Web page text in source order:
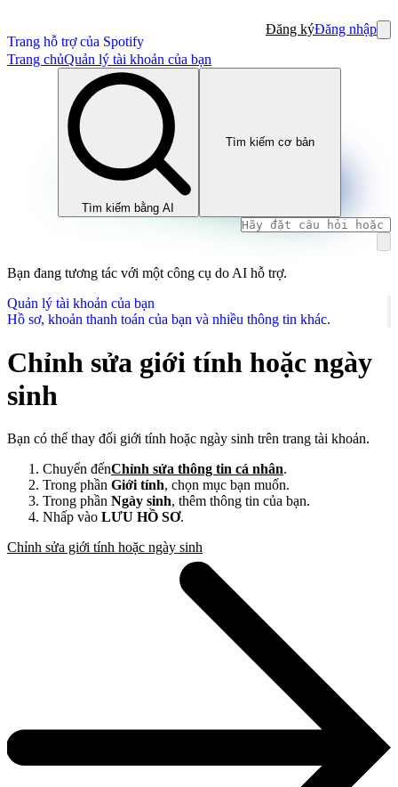
Trang hỗ trợ của Spotify
Đăng kýĐăng nhập
Trang chủQuản lý tài khoản của bạn
Tìm kiếm bằng AI
Tìm kiếm cơ bản
Bạn đang tương tác với một công cụ do AI hỗ trợ.
Quản lý tài khoản của bạn
Hồ sơ, khoản thanh toán của bạn và nhiều thông tin khác.
Chỉnh sửa giới tính hoặc ngày
sinh
Bạn có thể thay đổi giới tính hoặc ngày sinh trên trang tài khoản.
Chuyển đếnChỉnh sửa thông tin cá nhân.
Trong phần Giới tính, chọn mục bạn muốn.
Trong phần Ngày sinh, thêm thông tin của bạn.
Nhấp vào LƯU HỒ SƠ.
Chỉnh sửa giới tính hoặc ngày sinh